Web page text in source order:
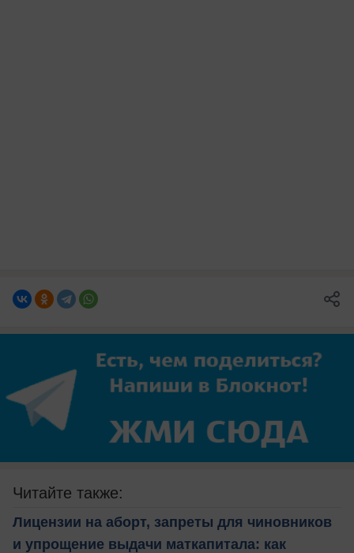
Читайте также:
Лицензии на аборт, запреты для чиновников
и упрощение выдачи маткапитала: как